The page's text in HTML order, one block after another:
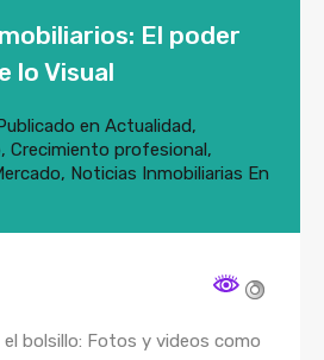
El poder
lo Visual
en Actualidad,
, Crecimiento profesional,
, Noticias Inmobiliarias En
el bolsillo: Fotos y videos como